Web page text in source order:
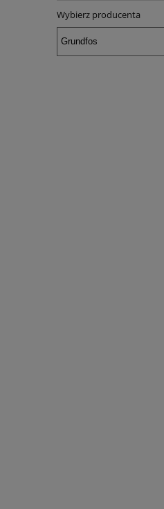
Wybierz producenta